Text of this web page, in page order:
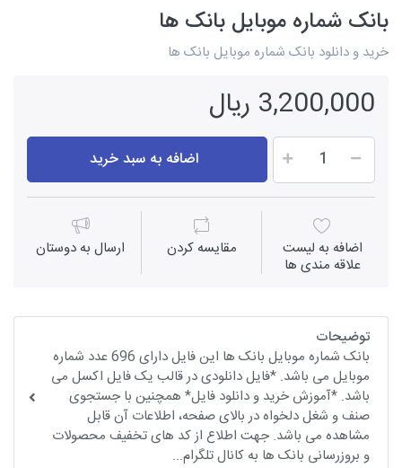
بانک شماره موبایل بانک ها
خرید و دانلود بانک شماره موبایل بانک ها
3,200,000 ریال
اضافه به سبد خرید
اضافه به لیست
علاقه مندی ها
مقايسه كردن ارسال به دوستان
توضیحات
بانک شماره موبایل بانک ها این فایل دارای 696 عدد شماره
موبایل می باشد. *فایل دانلودی در قالب یک فایل اکسل می
باشد. *آموزش خرید و دانلود فایل* همچنین با جستجوی
صنف و شغل دلخواه در بالای صفحه، اطلاعات آن قابل
مشاهده می باشد. جهت اطلاع از کد های تخفیف محصولات
و بروزرسانی بانک ها به کانال تلگرام...